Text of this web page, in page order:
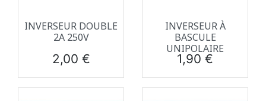
INVERSEUR DOUBLE
2A 250V
Prix
2,00 €
INVERSEUR À
BASCULE
UNIPOLAIRE
Prix
1,90 €